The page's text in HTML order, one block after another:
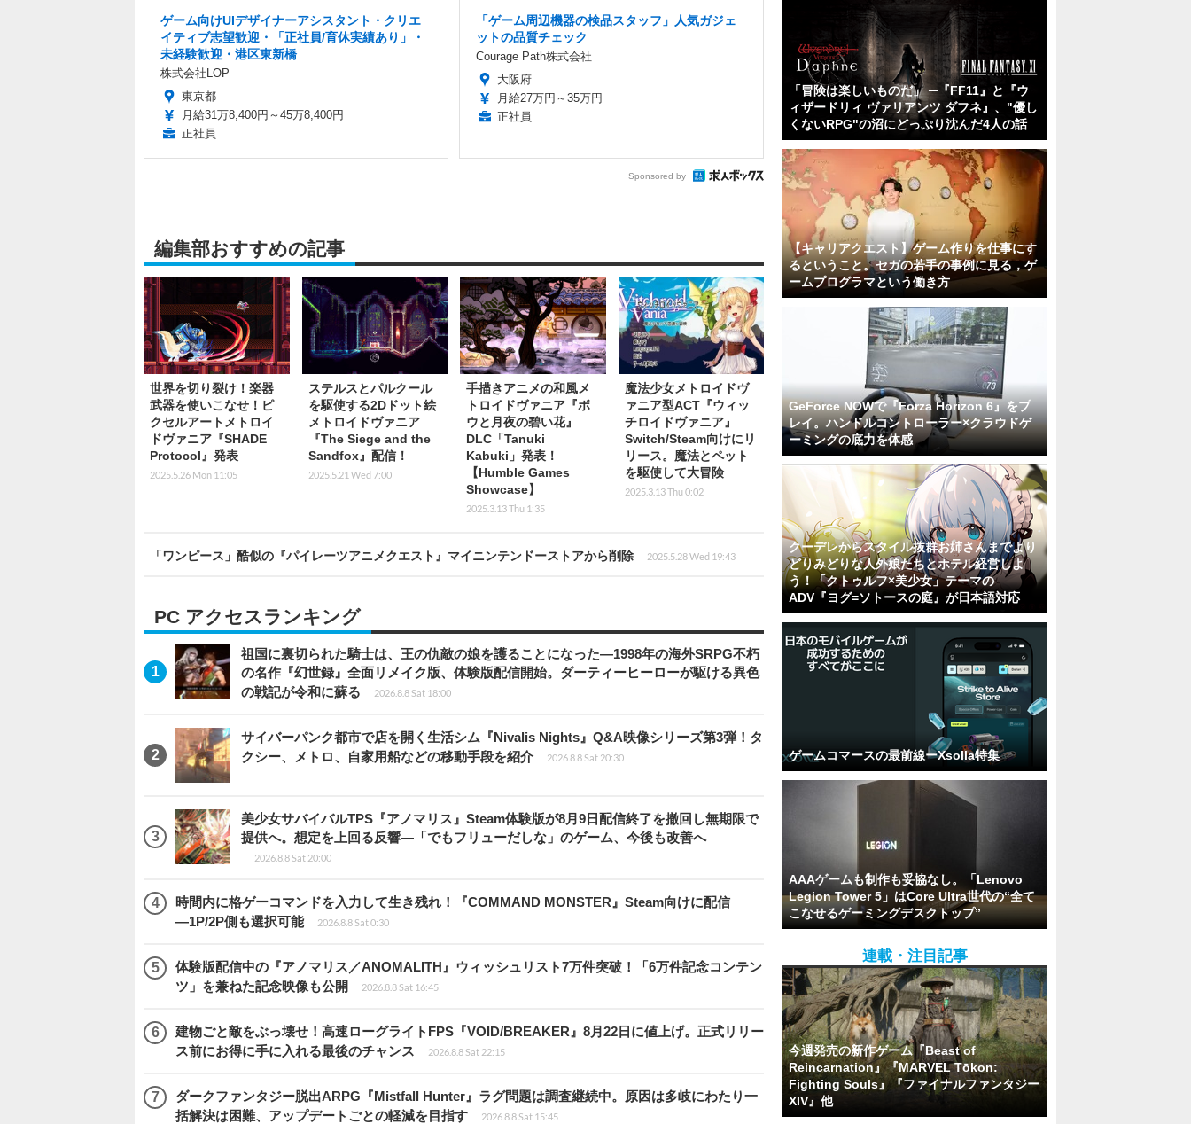
ゲーム向けUIデザイナーアシスタント・クリエ
イティブ志望歓迎・「正社員/育休実績あり」・
未経験歓迎・港区東新橋
株式会社LOP
東京都
月給31万8,400円～45万8,400円
正社員
「ゲーム周辺機器の検品スタッフ」人気ガジェ
ットの品質チェック
Courage Path株式会社
大阪府
月給27万円～35万円
正社員
Sponsored by
編集部おすすめの記事
世界を切り裂け！楽器
武器を使いこなせ！ピ
クセルアートメトロイ
ドヴァニア『SHADE
Protocol』発表
2025.5.26 Mon 11:05
ステルスとパルクール
を駆使する2Dドット絵
メトロイドヴァニア
『The Siege and the
Sandfox』配信！
2025.5.21 Wed 7:00
手描きアニメの和風メ
トロイドヴァニア『ボ
ウと月夜の碧い花』
DLC「Tanuki
Kabuki」発表！
【Humble Games
Showcase】
2025.3.13 Thu 1:35
魔法少女メトロイドヴ
ァニア型ACT『ウィッ
チロイドヴァニア』
Switch/Steam向けにリ
リース。魔法とペット
を駆使して大冒険
2025.3.13 Thu 0:02
「ワンピース」酷似の『パイレーツアニメクエスト』マイニンテンドーストアから削除 2025.5.28 Wed 19:43
PC アクセスランキング
祖国に裏切られた騎士は、王の仇敵の娘を護ることになった―1998年の海外SRPG不朽
の名作『幻世録』全面リメイク版、体験版配信開始。ダーティーヒーローが駆ける異色
の戦記が令和に蘇る
2026.8.8 Sat 18:00
サイバーパンク都市で店を開く生活シム『Nivalis Nights』Q&A映像シリーズ第3弾！タ
クシー、メトロ、自家用船などの移動手段を紹介
2026.8.8 Sat 20:30
美少女サバイバルTPS『アノマリス』Steam体験版が8月9日配信終了を撤回し無期限で
提供へ。想定を上回る反響―「でもフリューだしな」のゲーム、今後も改善へ
2026.8.8 Sat 20:00
時間内に格ゲーコマンドを入力して生き残れ！『COMMAND MONSTER』Steam向けに配信
―1P/2P側も選択可能
2026.8.8 Sat 0:30
体験版配信中の『アノマリス／ANOMALITH』ウィッシュリスト7万件突破！「6万件記念コンテン
ツ」を兼ねた記念映像も公開
2026.8.8 Sat 16:45
建物ごと敵をぶっ壊せ！高速ローグライトFPS『VOID/BREAKER』8月22日に値上げ。正式リリー
ス前にお得に手に入れる最後のチャンス
2026.8.8 Sat 22:15
ダークファンタジー脱出ARPG『Mistfall Hunter』ラグ問題は調査継続中。原因は多岐にわたり一
括解決は困難、アップデートごとの軽減を目指す
2026.8.8 Sat 15:45
「冒険は楽しいものだ」 ─『FF11』と『ウ
ィザードリィ ヴァリアンツ ダフネ』、"優し
くないRPG"の沼にどっぷり沈んだ4人の話
【キャリアクエスト】ゲーム作りを仕事にす
るということ。セガの若手の事例に見る，ゲ
ームプログラマという働き方
GeForce NOWで『Forza Horizon 6』をプ
レイ。ハンドルコントローラー×クラウドゲ
ーミングの底力を体感
クーデレからスタイル抜群お姉さんまでより
どりみどりな人外娘たちとホテル経営しよ
う！「クトゥルフ×美少女」テーマの
ADV『ヨグ=ソトースの庭』が日本語対応
ゲームコマースの最前線ーXsolla特集
AAAゲームも制作も妥協なし。「Lenovo
Legion Tower 5」はCore Ultra世代の“全て
こなせるゲーミングデスクトップ”
連載・注目記事
今週発売の新作ゲーム『Beast of
Reincarnation』『MARVEL Tōkon:
Fighting Souls』『ファイナルファンタジー
XIV』他